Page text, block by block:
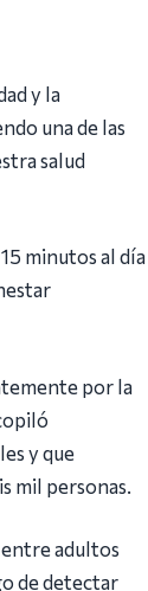
y la
una de las
salud
minutos al día
por la
y que
mil personas.
adultos
de detectar